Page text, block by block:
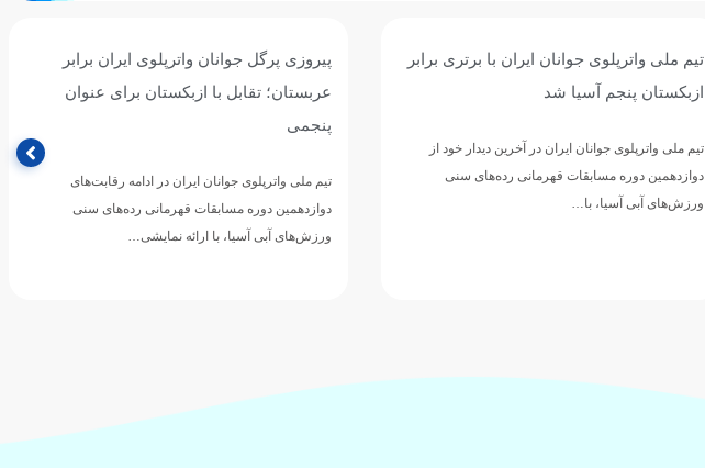
پیروزی پرگل جوانان واترپلوی ایران برابر
عربستان؛ تقابل با ازبکستان برای عنوان
تیم ملی واترپلوی جوانان ایران در ادامه رقابت‌های
دوازدهمین دوره مسابقات قهرمانی رده‌های سنی
سومین برد جوانان واترپلوی ایران با شکست
پرگل سریلانکا/ نوبت به قزاقستان رسید
تیم ملی واترپلوی جوانان ایران در چهارمین دیدار خود از
مرحله گروهی دوازدهمین دوره مسابقات قهرمانی
رده‌های سنی ورزش‌های آبی…